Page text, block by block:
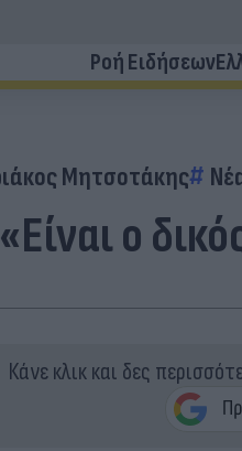
Ροή Ειδήσεων
Μητσοτάκης
ο
Κάνε κλικ και δες